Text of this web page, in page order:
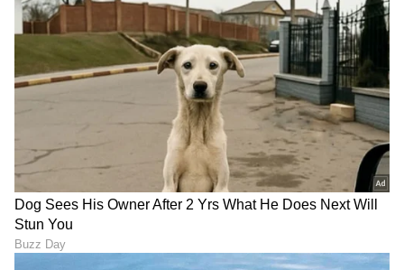
ಹುಡುಗಿಗೆ ಗಾಳ ಹಾಕಲು 50
ಸಾವಿರ, ಮಗು ಮಾಡಿ ಕೈಬಿಡಲು 5
ಲಕ್ಷ: ಯುವಕ ಏನೇನು ಹೇಳಿದ್ದಾನೆ
ಕೇಳಿ
ಮದುಮಗಳ ಲುಕ್​ನಲ್ಲಿ
ಮಂಗಳೂರು ಪುಟ್ಟಿ ರಕ್ಷಿತಾ ಶೆಟ್ಟಿ-
ಇದರ ಗುಟ್ಟೇನು ಗೊತ್ತಾ?
Something Special?